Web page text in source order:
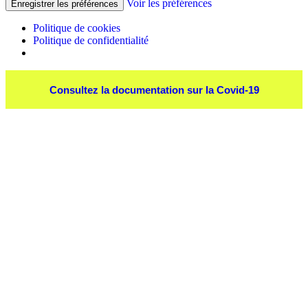
Enregistrer les préférences
Voir les préférences
Politique de cookies
Politique de confidentialité
Consultez la documentation sur la Covid-19